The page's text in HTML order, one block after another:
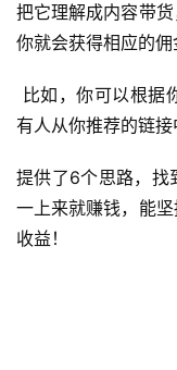
把它理解成内容带货
你就会获得相应的佣
有人从你推荐的链接
提供了6个思路，找
一上来就赚钱，能
收益！